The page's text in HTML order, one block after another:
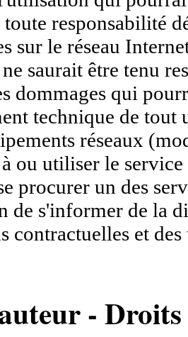
responsabilité
sur le réseau
saurait être tenu
dommages qui
technique de
réseaux
ou utiliser le
procurer un des
de s'informer de la
contractuelles et
-